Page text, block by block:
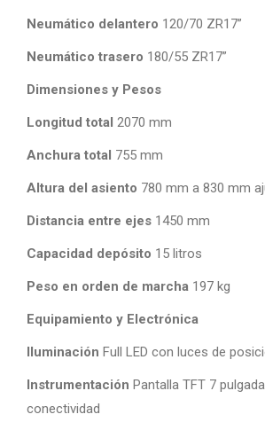
Neumático delantero 120/70 ZR17”
Neumático trasero 180/55 ZR17”
Dimensiones y Pesos
Longitud total 2070 mm
Anchura total 755 mm
Altura del asiento 780 mm a 830 mm
Distancia entre ejes 1450 mm
Capacidad depósito 15 litros
Peso en orden de marcha 197 kg
Equipamiento y Electrónica
Iluminación Full LED con luces de
Instrumentación Pantalla TFT 7
conectividad